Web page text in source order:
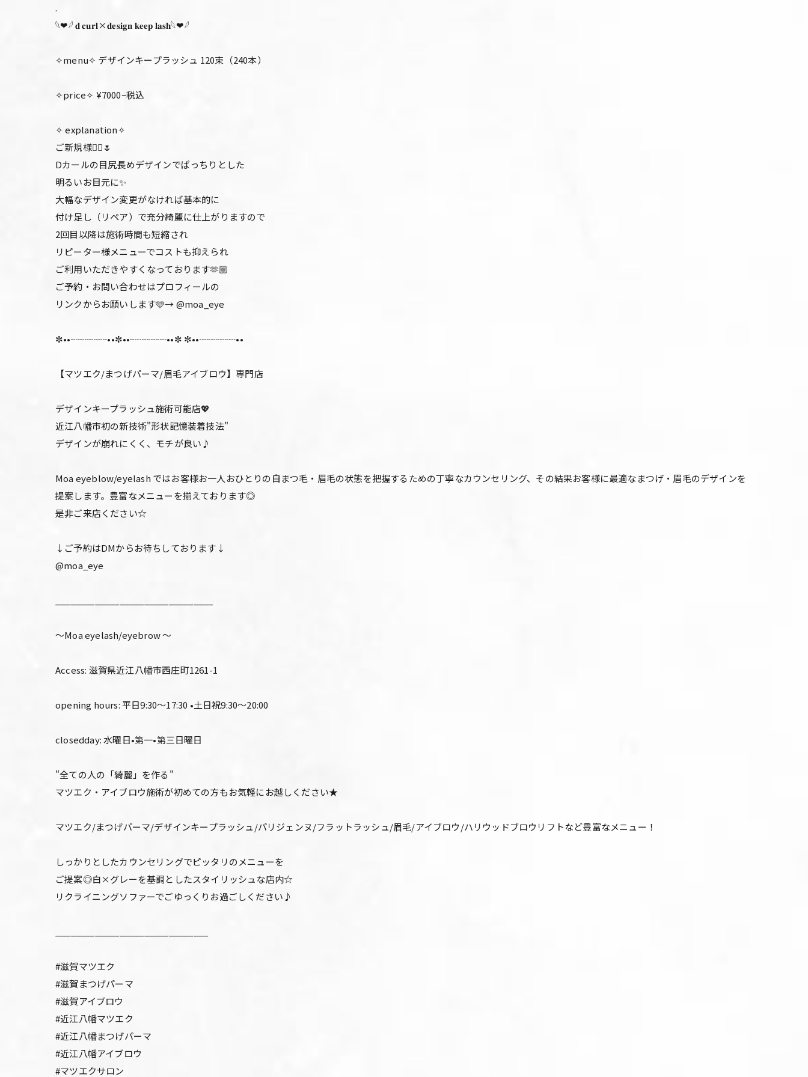
.
𓆩❤︎𓆪 𝐝 𝐜𝐮𝐫𝐥×𝐝𝐞𝐬𝐢𝐠𝐧 𝐤𝐞𝐞𝐩 𝐥𝐚𝐬𝐡𓆩❤︎𓆪
✧menu✧ デザインキープラッシュ 120束（240本）
✧price✧ ¥7000−税込
✧ explanation✧
ご新規様🙂‍↕️🌷
Dカールの目尻長めデザインでぱっちりとした
明るいお目元に✨
大幅なデザイン変更がなければ基本的に
付け足し（リペア）で充分綺麗に仕上がりますので
2回目以降は施術時間も短縮され
リピーター様メニューでコストも抑えられ
ご利用いただきやすくなっております🫶🏼
ご予約・お問い合わせはプロフィールの
リンクからお願いします🩵→ @moa_eye
✼••┈┈┈┈••✼••┈┈┈┈••✼ ✼••┈┈┈┈••
【マツエク/まつげパーマ/眉毛アイブロウ】専門店
デザインキープラッシュ施術可能店💖
近江八幡市初の新技術"形状記憶装着技法"
デザインが崩れにくく、モチが良い♪
Moa eyeblow/eyelash ではお客様お一人おひとりの自まつ毛・眉毛の状態を把握するための丁寧なカウンセリング、その結果お客様に最適なまつげ・眉毛のデザインを
提案します。豊富なメニューを揃えております◎
是非ご来店ください☆
↓ご予約はDMからお待ちしております↓
@moa_eye
〜Moa eyelash/eyebrow 〜
Access: 滋賀県近江八幡市西庄町1261-1
opening hours: 平日9:30〜17:30 •土日祝9:30〜20:00
closedday: 水曜日•第一•第三日曜日
"全ての人の「綺麗」を作る"
マツエク・アイブロウ施術が初めての方もお気軽にお越しください★
マツエク/まつげパーマ/デザインキープラッシュ/パリジェンヌ/フラットラッシュ/眉毛/アイブロウ/ハリウッドブロウリフトなど豊富なメニュー！
しっかりとしたカウンセリングでピッタリのメニューを
ご提案◎白×グレーを基調としたスタイリッシュな店内☆
リクライニングソファーでごゆっくりお過ごしください♪
#滋賀マツエク
#滋賀まつげパーマ
#滋賀アイブロウ
#近江八幡マツエク
#近江八幡まつげパーマ
#近江八幡アイブロウ
#マツエクサロン